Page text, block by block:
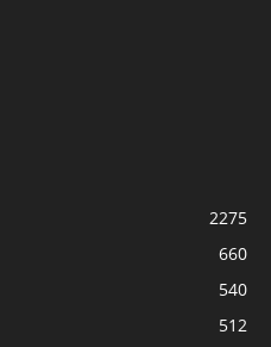
2275
660
540
512